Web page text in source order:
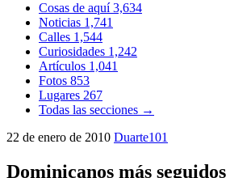
Cosas de aquí3,634
Noticias 1,741
Calles 1,544
Curiosidades 1,242
Artículos 1,041
Fotos 853
Lugares 267
Todas las secciones →
22 de enero de 2010 Duarte101
Dominicanos más